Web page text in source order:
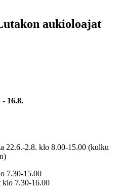
aukioloajat
16.8.
22.6.-2.8. klo 8.00-15.00 (kulku
7.30-15.00
klo 7.30-16.00